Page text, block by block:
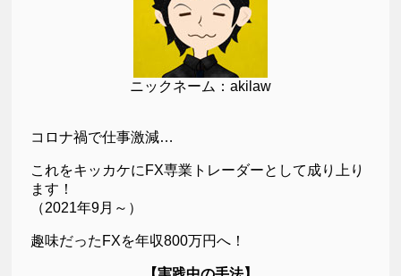
ニックネーム：akilaw
コロナ禍で仕事激減…
これをキッカケにFX専業トレーダーとして成り上り
ます！
（2021年9月～）
趣味だったFXを年収800万円へ！